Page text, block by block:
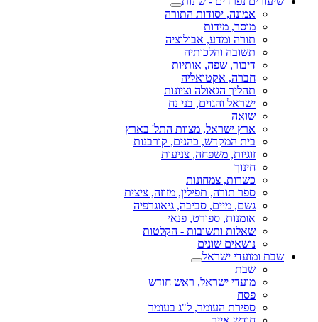
אמונה, יסודות התורה
מוסר, מידות
תורה ומדע, אבולוציה
תשובה והלכותיה
דיבור, שפה, אותיות
חברה, אקטואליה
תהליך הגאולה וציונות
ישראל והגוים, בני נח
שואה
ארץ ישראל, מצוות התל' בארץ
בית המקדש, כהנים, קורבנות
זוגיות, משפחה, צניעות
חינוך
כשרות, צמחונות
ספר תורה, תפילין, מזוזה, ציצית
גשם, מיים, סביבה, גיאוגרפיה
אומנות, ספורט, פנאי
שאלות ותשובות - הקלטות
נושאים שונים
שבת ומועדי ישראל
שבת
מועדי ישראל, ראש חודש
פסח
ספירת העומר, ל"ג בעומר